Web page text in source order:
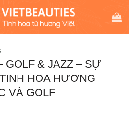
GOLF & JAZZ – SỰ
HOA HƯƠNG
VÀ GOLF